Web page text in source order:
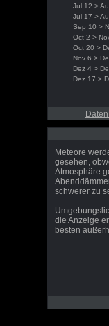
Jul 12 >
Jul 17 >
Sep 10 >
Oct 2 >
Oct 20 >
Nov 6 >
Dez 4 >
Dez 17 >
Meteore
gesehen,
Atmosphäre
schwerer zu
die Anzeige
besten